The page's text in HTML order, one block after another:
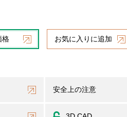
格 お気に入りに追加
安全上の注意